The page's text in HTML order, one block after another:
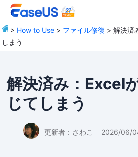
> How to Use > ファイル修復 > 解決済
しまう
解決済み：Excel
じてしまう
更新者： さわこ 2026/06/